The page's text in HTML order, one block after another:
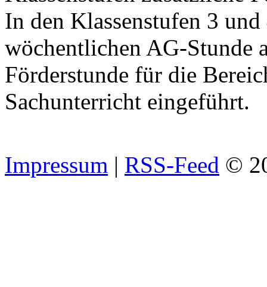
In den Klassenstufen 3
wöchentlichen AG-Stunde
Förderstunde für die
Sachunterricht eingeführt.
Impressum | RSS-Feed ©